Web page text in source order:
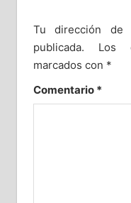
Tu dirección de
publicada.
Los
marcados con *
Comentario *